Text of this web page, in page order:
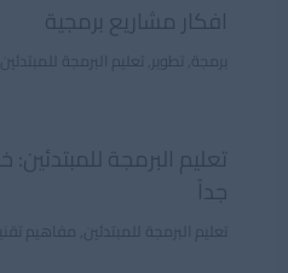
افكار مشاريع برمجية
برمجة تطوير تعليم البرمجة للمبتدئين
تعليم البرمجة
جداً
تعليم البرمجة للمبتدئين مفاهيم